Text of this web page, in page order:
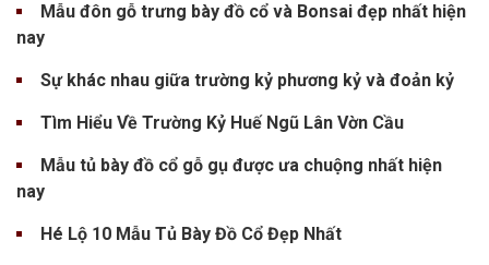
Mẫu đôn gỗ trưng bày đồ cổ và Bonsai đẹp nhất hiện
nay
Sự khác nhau giữa trường kỷ phương kỷ và đoản kỷ
Tìm Hiểu Về Trường Kỷ Huế Ngũ Lân Vờn Cầu
Mẫu tủ bày đồ cổ gỗ gụ được ưa chuộng nhất hiện
nay
Hé Lộ 10 Mẫu Tủ Bày Đồ Cổ Đẹp Nhất